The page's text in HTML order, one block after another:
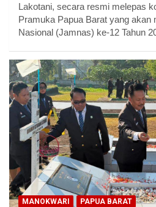
Lakotani, secara resmi melepas
Pramuka Papua Barat yang akan
Nasional (Jamnas) ke-12 Tahun
MANOKWARI PAPUA BARAT